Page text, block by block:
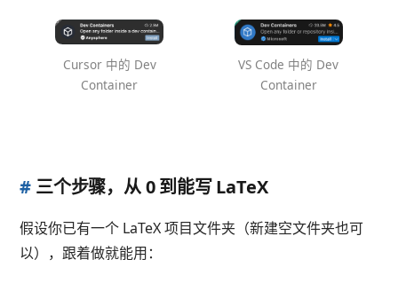
Cursor 中的 Dev
Container
VS Code 中的 Dev
Container
# 三个步骤，从 0 到能写 LaTeX
假设你已有一个 LaTeX 项目文件夹（新建空文件夹也可
以），跟着做就能用：